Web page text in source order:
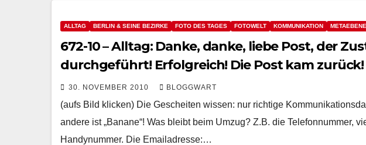
ALLTAG BERLIN & SEINE BEZIRKE FOTO DES TAGES FOTOWELT KOMMUNIKATION
672-10 – Alltag: Danke, danke, liebe Post, der
durchgeführt! Erfolgreich! Die Post kam zurück!
30. NOVEMBER 2010 BLOGGWART
(aufs Bild klicken) Die Gescheiten wissen: nur richtige
andere ist „Banane“! Was bleibt beim Umzug? Z.B. die Telefonnummer,
Handynummer. Die Emailadresse:…